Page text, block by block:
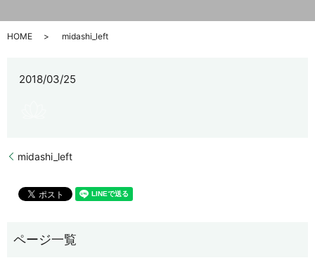
HOME midashi_left
2018/03/25
midashi_left